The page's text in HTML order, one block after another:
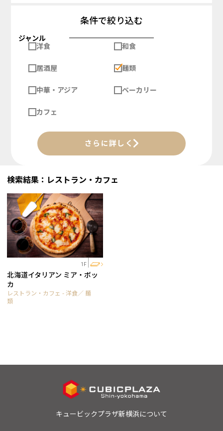
条件で絞り込む
ジャンル
洋食
和食
居酒屋 麺類
中華・アジア ベーカリー
カフェ
さらに詳しく
検索結果：レストラン・カフェ
1F
北海道イタリアン ミア・ボッ
カ
レストラン・カフェ - 洋食／ 麺
類
キュービックプラザ新横浜について